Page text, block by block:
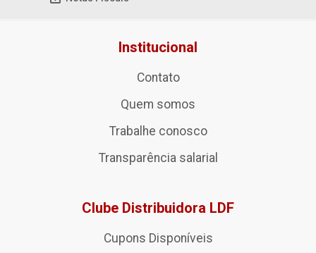
Institucional
Contato
Quem somos
Trabalhe conosco
Transparência salarial
Clube Distribuidora LDF
Cupons Disponíveis